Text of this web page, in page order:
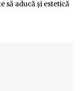
să aducă și estetică